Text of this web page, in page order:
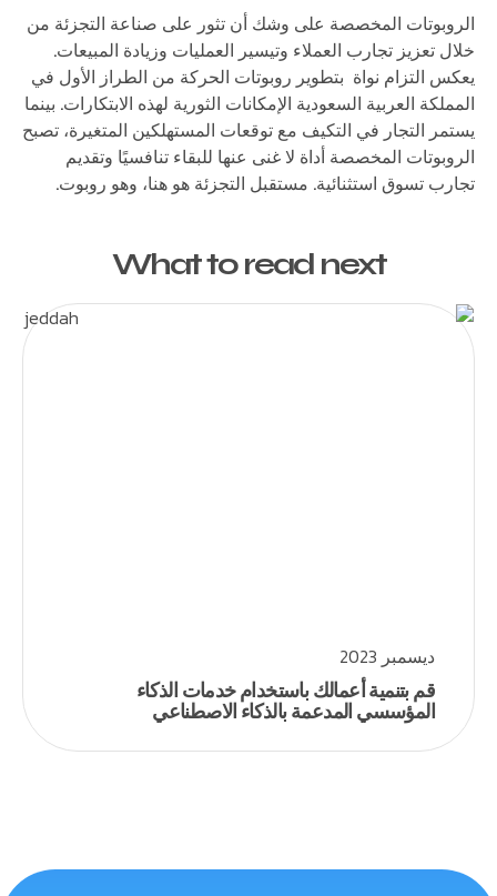
الروبوتات المخصصة على وشك أن تثور على صناعة التجزئة من
خلال تعزيز تجارب العملاء وتيسير العمليات وزيادة المبيعات.
يعكس التزام نواة بتطوير روبوتات الحركة من الطراز الأول في
المملكة العربية السعودية الإمكانات الثورية لهذه الابتكارات. بينما
يستمر التجار في التكيف مع توقعات المستهلكين المتغيرة، تصبح
الروبوتات المخصصة أداة لا غنى عنها للبقاء تنافسيًا وتقديم
تجارب تسوق استثنائية. مستقبل التجزئة هو هنا، وهو روبوت.
What to read next
ديسمبر 2023
قم بتنمية أعمالك باستخدام خدمات الذكاء
المؤسسي المدعمة بالذكاء الاصطناعي